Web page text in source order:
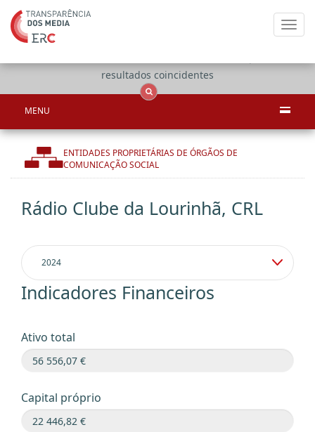
resultados coincidentes
MENU
ENTIDADES PROPRIETÁRIAS DE ÓRGÃOS DE
COMUNICAÇÃO SOCIAL
Rádio Clube da Lourinhã, CRL
Indicadores Financeiros
Ativo total
Capital próprio